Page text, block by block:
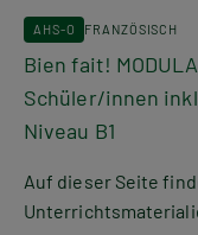
AHS-O FRANZÖSISCH
Bien fait!
Schüler/innen
Niveau B1
Auf dieser Seite